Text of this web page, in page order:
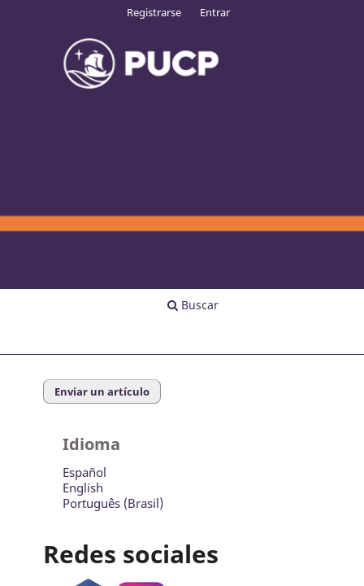
Buscar
Registrarse Entrar
Enviar un artículo
Idioma
Español
English
Português (Brasil)
Redes sociales